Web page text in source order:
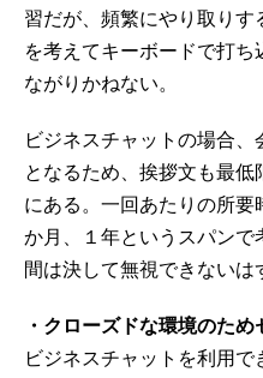
習だが、頻繁にやり取り
を考えてキーボードで打
ながりかねない。
ビジネスチャットの場合
となるため、挨拶文も最
にある。一回あたりの所要
か月、１年というスパン
間は決して無視できないは
・クローズドな環境のた
ビジネスチャットを利用